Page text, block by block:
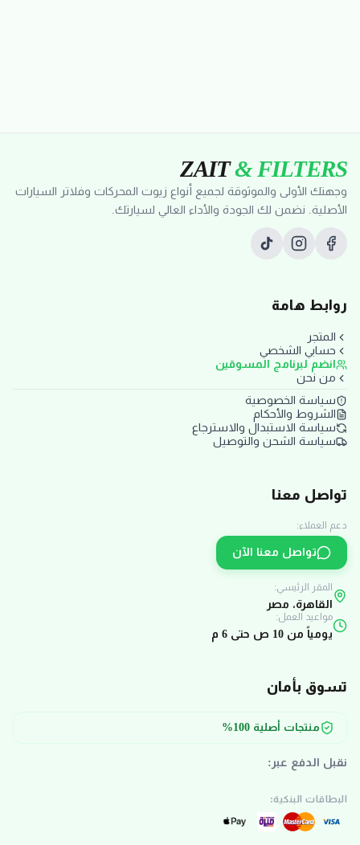
ZAIT& FILTERS
وجهتك الأولى والموثوقة لجميع أنواع زيوت المحركات وفلاتر السيارات
الأصلية. نضمن لك الجودة والأداء العالي لسيارتك.
روابط هامة
المتجر
حسابي الشخصي
انضم لبرنامج المسوقين
من نحن
سياسة الخصوصية
الشروط والأحكام
سياسة الاستبدال والاسترجاع
سياسة الشحن والتوصيل
تواصل معنا
دعم العملاء:
تواصل معنا الآن
المقر الرئيسي:
القاهرة، مصر
مواعيد العمل:
يومياً من 10 ص حتى 6 م
تسوق بأمان
منتجات أصلية 100%
نقبل الدفع عبر:
البطاقات البنكية: